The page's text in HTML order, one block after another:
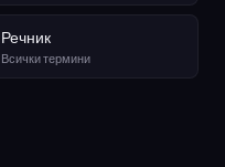
Речник
Всички термини